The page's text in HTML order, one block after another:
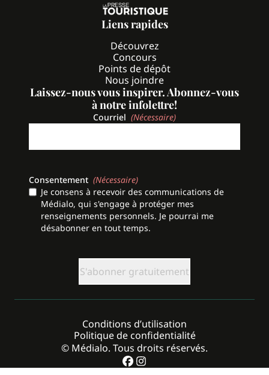
Liens rapides
Découvrez
Concours
Points de dépôt
Nous joindre
Laissez-nous vous inspirer. Abonnez-vous
à notre infolettre!
Courriel (Nécessaire)
Consentement (Nécessaire)
Je consens à recevoir des communications de
Médialo, qui s'engage à protéger mes
renseignements personnels. Je pourrai me
désabonner en tout temps.
© Médialo. Tous droits réservés.
Conditions d’utilisation
Politique de confidentialité